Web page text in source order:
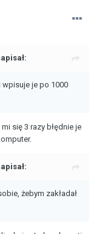
wpisuje je po 1000
się 3 razy błędnie je
żebym zakładał